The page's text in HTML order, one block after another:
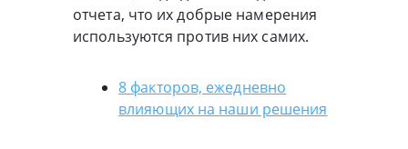
отчета, что их добрые намерения
используются против них самих.
8 факторов, ежедневно
влияющих на наши решения